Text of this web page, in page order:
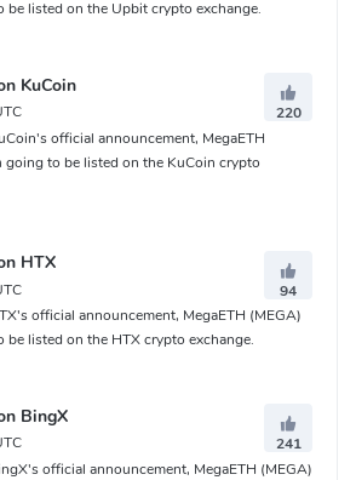
be listed on the Upbit crypto exchange.
KuCoin
220
official announcement, MegaETH
going to be listed on the KuCoin crypto
HTX
94
official announcement, MegaETH (MEGA)
be listed on the HTX crypto exchange.
BingX
241
official announcement, MegaETH (MEGA)